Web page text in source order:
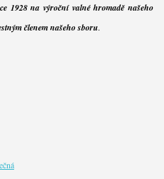
1928 na výroční valné hromadě našeho
členem našeho sboru.